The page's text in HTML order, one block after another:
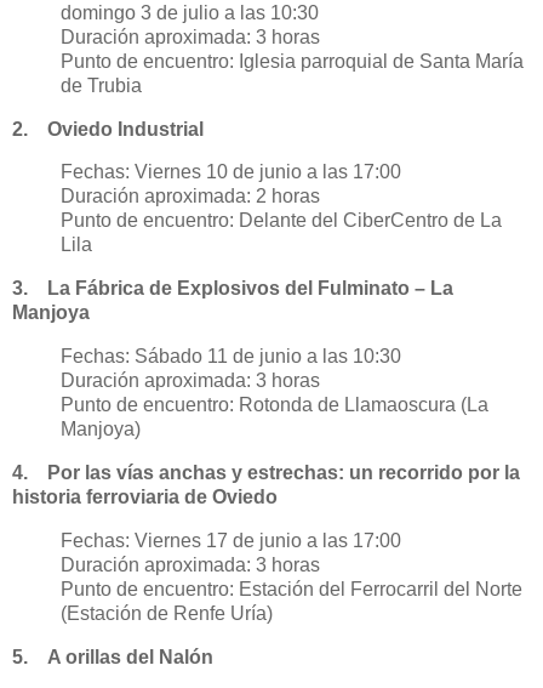
domingo 3 de julio a las 10:30
Duración aproximada: 3 horas
Punto de encuentro: Iglesia parroquial de Santa María
de Trubia
2. Oviedo Industrial
Fechas: Viernes 10 de junio a las 17:00
Duración aproximada: 2 horas
Punto de encuentro: Delante del CiberCentro de La
Lila
3. La Fábrica de Explosivos del Fulminato – La
Manjoya
Fechas: Sábado 11 de junio a las 10:30
Duración aproximada: 3 horas
Punto de encuentro: Rotonda de Llamaoscura (La
Manjoya)
4. Por las vías anchas y estrechas: un recorrido por la
historia ferroviaria de Oviedo
Fechas: Viernes 17 de junio a las 17:00
Duración aproximada: 3 horas
Punto de encuentro: Estación del Ferrocarril del Norte
(Estación de Renfe Uría)
5. A orillas del Nalón